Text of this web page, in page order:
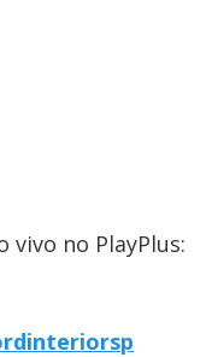
vivo no PlayPlus: